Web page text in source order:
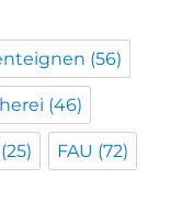
(56)
(46)
(25) FAU (72)